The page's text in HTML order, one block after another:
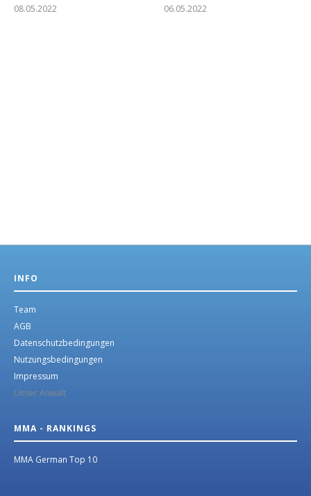
08.05.2022 06.05.2022
INFO
Team
AGB
Datenschutzbedingungen
Nutzungsbedingungen
Impressum
Unser Anwalt
MMA - RANKINGS
MMA German Top 10